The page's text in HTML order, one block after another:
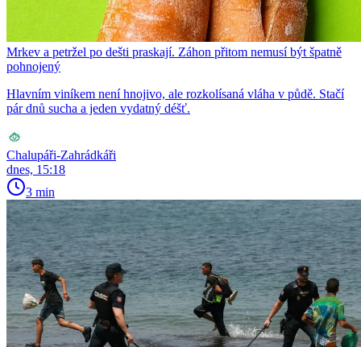
Mrkev a petržel po dešti praskají. Záhon přitom nemusí být špatně
pohnojený
Hlavním viníkem není hnojivo, ale rozkolísaná vláha v půdě. Stačí
pár dnů sucha a jeden vydatný déšť.
Chalupáři-Zahrádkáři
dnes, 15:18
3 min